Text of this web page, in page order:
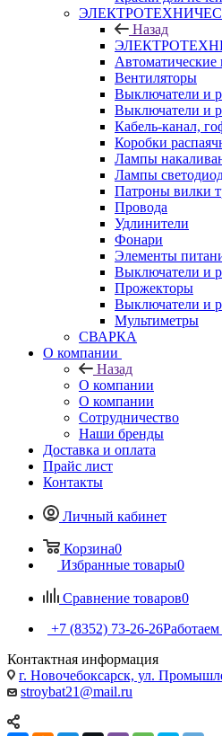
Назад
Автоматические
Вентиляторы
Выключатели и
Выключатели и
Кабель-канал,
Коробки
Лампы
Лампы
Патроны вилки
Провода
Удлинители
Фонари
Элементы
Выключатели и
Прожекторы
Выключатели и
Мультиметры
СВАРКА
О компании
Назад
О компании
О компании
Сотрудничество
Наши бренды
Доставка и оплата
Прайс лист
Контакты
Личный кабинет
Корзина0
Избранные товары0
Сравнение товаров0
+7 (8352) 73-26-26
Контактная информация
г. Новочебоксарск, ул.
stroybat21@mail.ru